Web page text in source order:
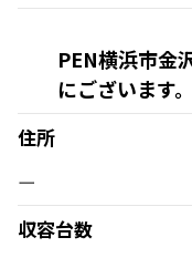
PEN横浜市金
にございます。
住所
ー
収容台数